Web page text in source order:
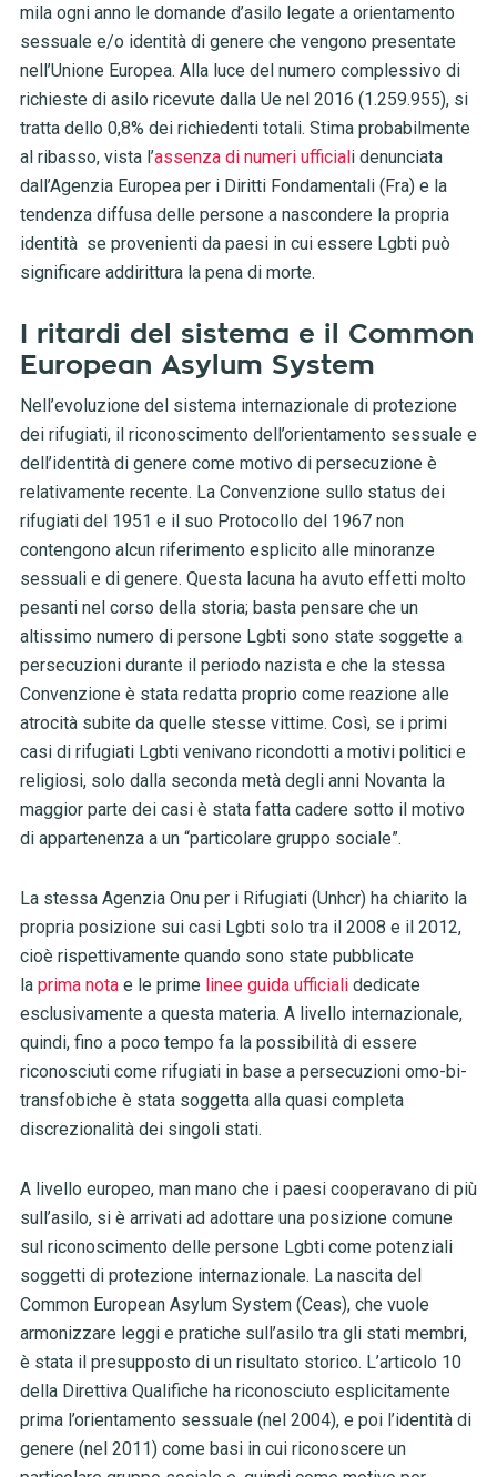
mila ogni anno le domande d’asilo legate a orientamento
sessuale e/o identità di genere che vengono presentate
nell’Unione Europea. Alla luce del numero complessivo di
richieste di asilo ricevute dalla Ue nel 2016 (1.259.955), si
tratta dello 0,8% dei richiedenti totali. Stima probabilmente
al ribasso, vista l’assenza di numeri ufficiali denunciata
dall’Agenzia Europea per i Diritti Fondamentali (Fra) e la
tendenza diffusa delle persone a nascondere la propria
identità se provenienti da paesi in cui essere Lgbti può
significare addirittura la pena di morte.
I ritardi del sistema e il Common
European Asylum System
Nell’evoluzione del sistema internazionale di protezione
dei rifugiati, il riconoscimento dell’orientamento sessuale e
dell’identità di genere come motivo di persecuzione è
relativamente recente. La Convenzione sullo status dei
rifugiati del 1951 e il suo Protocollo del 1967 non
contengono alcun riferimento esplicito alle minoranze
sessuali e di genere. Questa lacuna ha avuto effetti molto
pesanti nel corso della storia; basta pensare che un
altissimo numero di persone Lgbti sono state soggette a
persecuzioni durante il periodo nazista e che la stessa
Convenzione è stata redatta proprio come reazione alle
atrocità subite da quelle stesse vittime. Così, se i primi
casi di rifugiati Lgbti venivano ricondotti a motivi politici e
religiosi, solo dalla seconda metà degli anni Novanta la
maggior parte dei casi è stata fatta cadere sotto il motivo
di appartenenza a un “particolare gruppo sociale”.
La stessa Agenzia Onu per i Rifugiati (Unhcr) ha chiarito la
propria posizione sui casi Lgbti solo tra il 2008 e il 2012,
cioè rispettivamente quando sono state pubblicate
la prima notae le prime linee guida ufficialidedicate
esclusivamente a questa materia. A livello internazionale,
quindi, fino a poco tempo fa la possibilità di essere
riconosciuti come rifugiati in base a persecuzioni omo-bi-
transfobiche è stata soggetta alla quasi completa
discrezionalità dei singoli stati.
A livello europeo, man mano che i paesi cooperavano di più
sull’asilo, si è arrivati ad adottare una posizione comune
sul riconoscimento delle persone Lgbti come potenziali
soggetti di protezione internazionale. La nascita del
Common European Asylum System (Ceas), che vuole
armonizzare leggi e pratiche sull’asilo tra gli stati membri,
è stata il presupposto di un risultato storico. L’articolo 10
della Direttiva Qualifiche ha riconosciuto esplicitamente
prima l’orientamento sessuale (nel 2004), e poi l’identità di
genere (nel 2011) come basi in cui riconoscere un